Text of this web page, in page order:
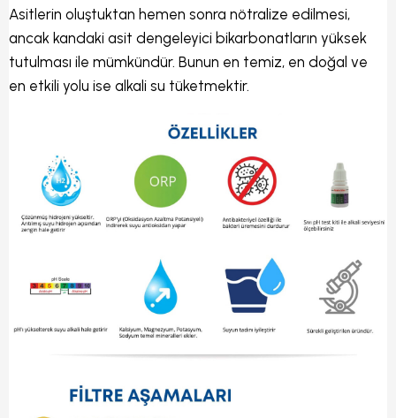
Asitlerin oluştuktan hemen sonra nötralize edilmesi,
ancak kandaki asit dengeleyici bikarbonatların yüksek
tutulması ile mümkündür. Bunun en temiz, en doğal ve
en etkili yolu ise alkali su tüketmektir.